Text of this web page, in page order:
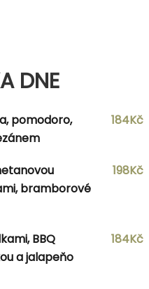
DNE
pomodoro,
184Kč
bramborové
198Kč
BBQ
a jalapeňo
184Kč